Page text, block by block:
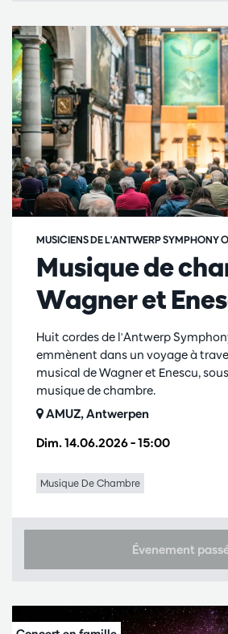
Musique de
Wagner et
MUSICIENS DE L'ANTWERP SYMPHONY
Dim. 14.06.2026– 15:00
Huit cordes de l'Antwerp
emmènent dans un voyage à
musical de Wagner et Enescu,
musique de chambre.
AMUZ, Antwerpen
Musique De Chambre
Évenement